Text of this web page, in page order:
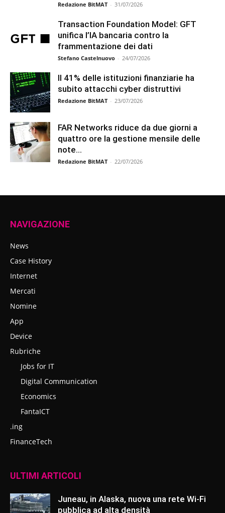
Redazione BitMAT - 31/07/2026
Transaction Foundation Model: GFT
unifica l’IA bancaria contro la
frammentazione dei dati
Stefano Castelnuovo - 24/07/2026
Il 41% delle istituzioni finanziarie ha
subito attacchi cyber distruttivi
Redazione BitMAT - 23/07/2026
FAR Networks riduce da due giorni a
quattro ore la gestione mensile delle
note...
Redazione BitMAT - 22/07/2026
NAVIGAZIONE
News
Case History
Internet
Mercati
Nomine
App
Device
Rubriche
Jobs for IT
Digital Communication
Economics
FantaICT
.ing
FinanceTech
ULTIMI ARTICOLI
Juneau, in Alaska, nuova una rete Wi-Fi
pubblica ad alta densità